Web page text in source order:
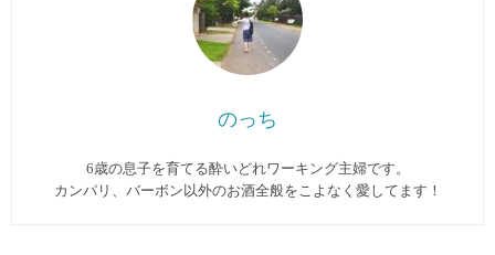
のっち
6歳の息子を育てる酔いどれワーキング主婦です。
カンパリ、バーボン以外のお酒全般をこよなく愛してます︎！